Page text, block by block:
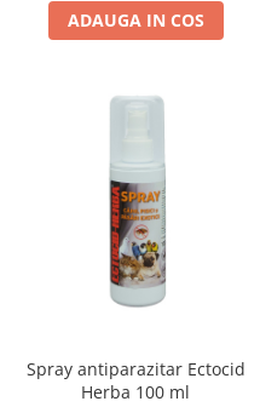
ADAUGA IN COS
Spray antiparazitar Ectocid
Herba 100 ml